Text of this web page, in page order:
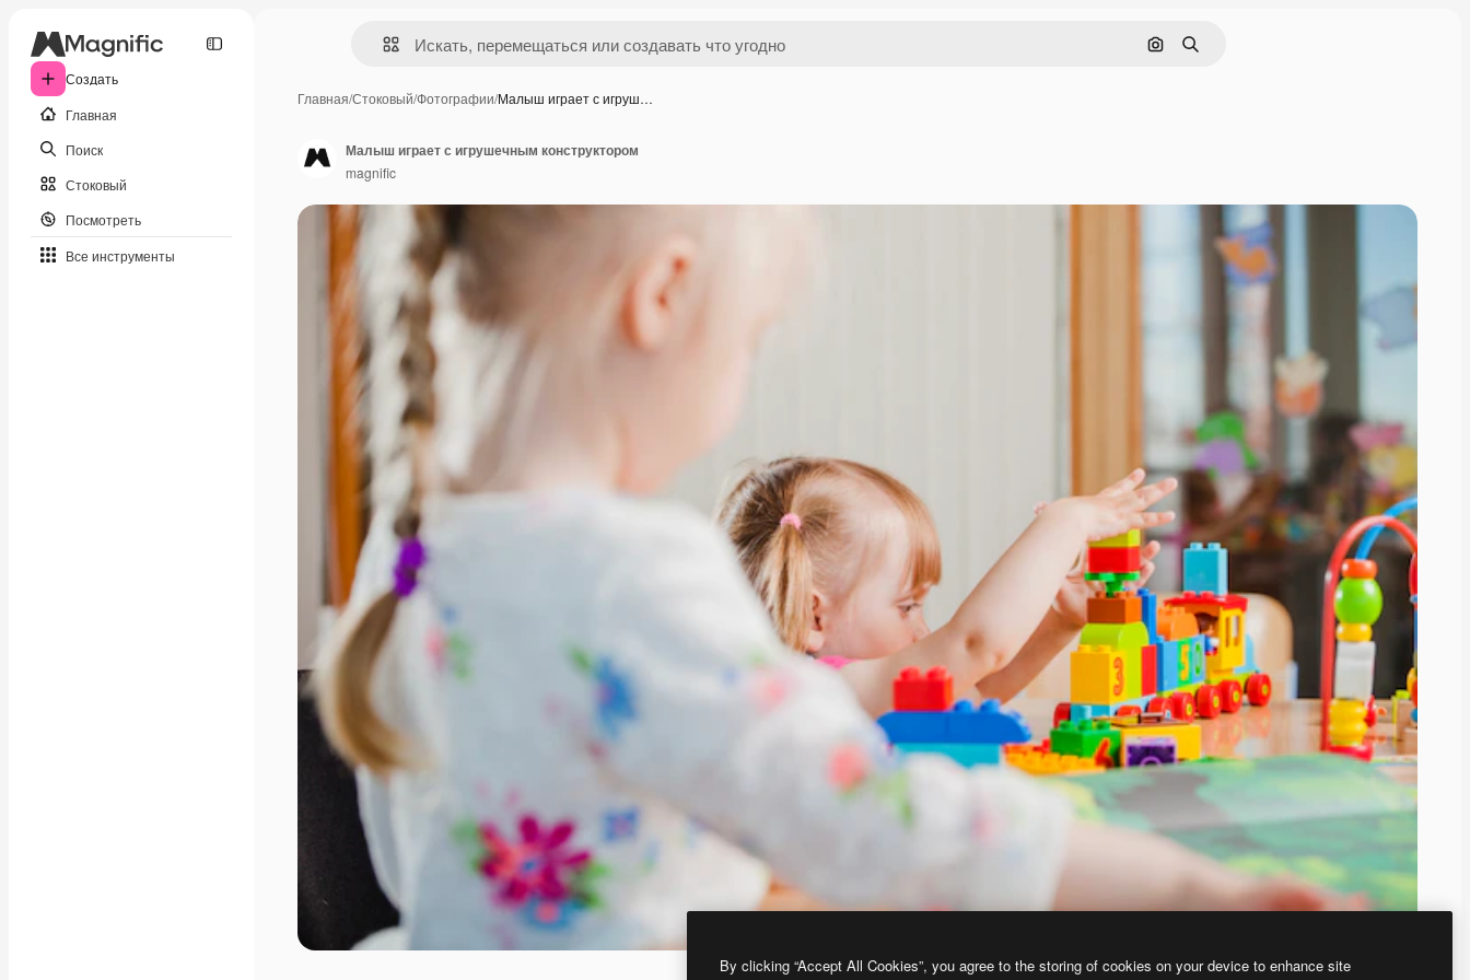
Создать
Главная
Поиск
Стоковый
Посмотреть
Все инструменты
Поиск по изображению
Поиск
Главная/Стоковый/Фотографии/Малыш играет с игруш…
Малыш играет с игрушечным конструктором
magnific
By clicking “Accept All Cookies”, you agree to the storing of cookies on your device to enhance site